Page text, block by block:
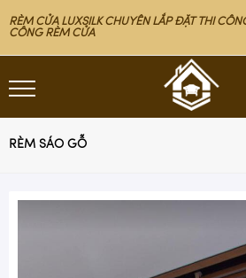
RÈM CỬA LUXSILK CHUYÊN LẮP ĐẶT THI
CÔNG RÈM CỬA
RÈM SÁO GỖ